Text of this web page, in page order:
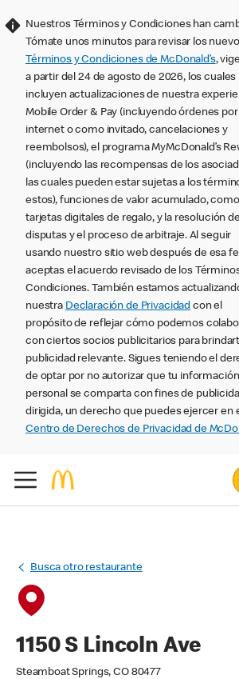
Nuestros Términos y Condiciones han
Tómate unos minutos para revisar los
Términos y Condiciones de McDonald’s,
a partir del 24 de agosto de 2026, los cuales
incluyen actualizaciones de nuestra
Mobile Order & Pay (incluyendo órdenes por
internet o como invitado, cancelaciones y
reembolsos), el programa MyMcDonald’s
(incluyendo las recompensas de los
las cuales pueden estar sujetas a los
estos), funciones de valor acumulado, como
tarjetas digitales de regalo, y la resolución de
disputas y el proceso de arbitraje. Al seguir
usando nuestro sitio web después de esa
aceptas el acuerdo revisado de los
Condiciones. También estamos
nuestra Declaración de Privacidad con el
propósito de reflejar cómo podemos
con ciertos socios publicitarios para
publicidad relevante. Sigues teniendo el
de optar por no autorizar que tu información
personal se comparta con fines de
dirigida, un derecho que puedes ejercer en
Centro de Derechos de Privacidad de
Busca otro restaurante
1150 S Lincoln Ave
Steamboat Springs, CO 80477